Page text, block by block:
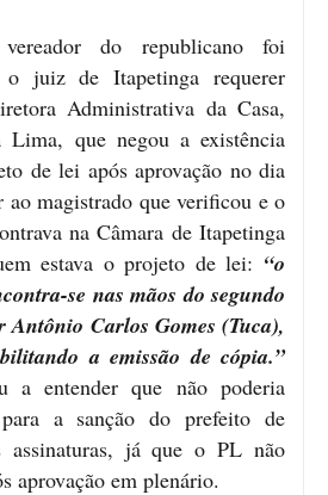
do republicano foi
o juiz de Itapetinga requerer
Administrativa da Casa,
Lima, que negou a existência
de lei após aprovação no dia
ao magistrado que verificou e o
na Câmara de Itapetinga
estava o projeto de lei: “o
se nas mãos do segundo
Antônio Carlos Gomes (Tuca),
a emissão de cópia.”
a entender que não poderia
a sanção do prefeito de
assinaturas, já que o PL não
aprovação em plenário.